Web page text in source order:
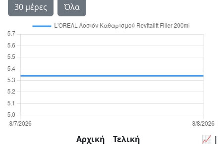
30 μέρες Όλα
Αρχική
Τελική
📈 |